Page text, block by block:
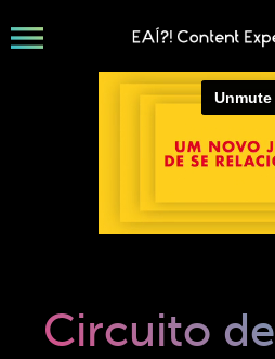
Circuito de